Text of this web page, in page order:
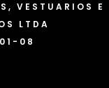
suas
de cookies
VESTUARIOS E
LTDA
08